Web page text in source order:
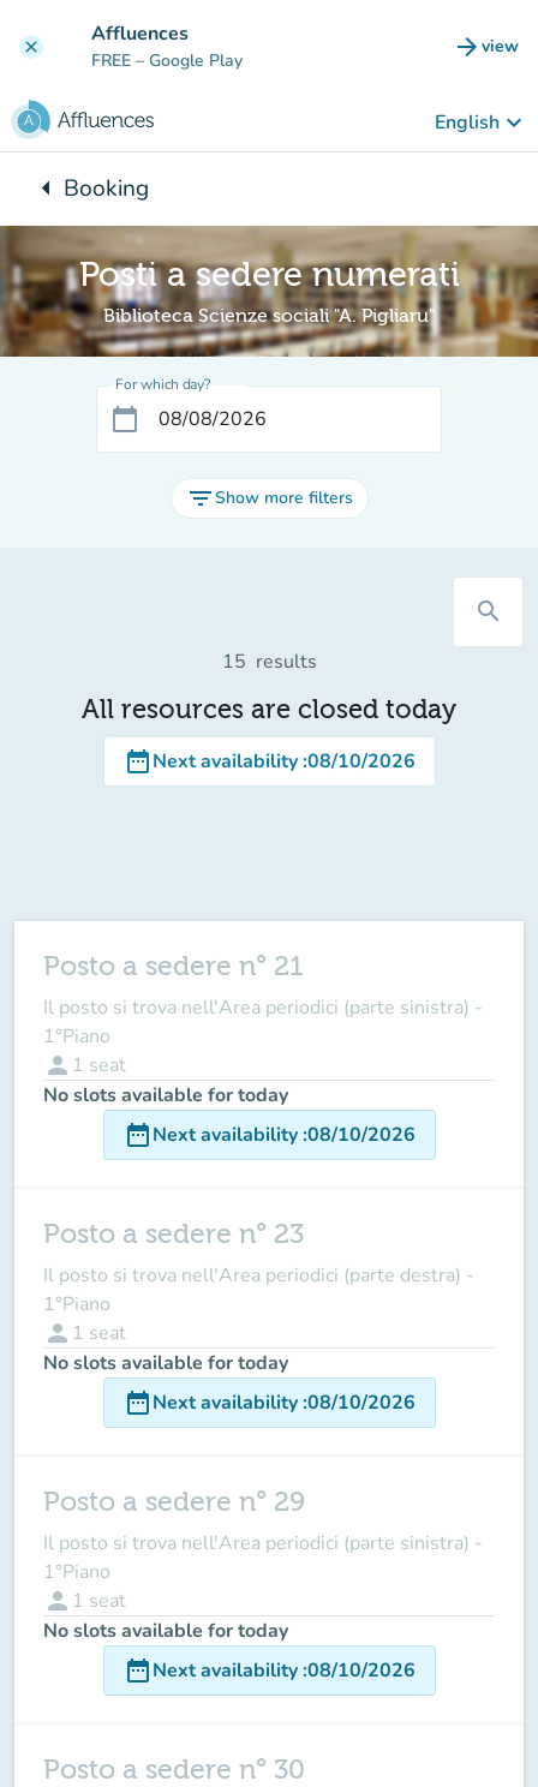
clear Affluences
FREE – Google Play arrow_forward view
(new
English keyboard_arrow_down
arrow_leftBack to:
Booking
Posti a sedere numerati
Biblioteca Scienze sociali "A. Pigliaru"
For which day?
calendar_today
filter_listShow more filters
search
15 results
All resources are closed today
date_rangeNext availability:08/10/2026
Posto a sedere n° 21
Il posto si trova nell'Area periodici (parte sinistra) -
1°Piano
person 1 seat
No slots available for today
date_rangeNext availability:08/10/2026
Posto a sedere n° 23
Il posto si trova nell'Area periodici (parte destra) -
1°Piano
person 1 seat
No slots available for today
date_rangeNext availability:08/10/2026
Posto a sedere n° 29
Il posto si trova nell'Area periodici (parte sinistra) -
1°Piano
person 1 seat
No slots available for today
date_rangeNext availability:08/10/2026
Posto a sedere n° 30